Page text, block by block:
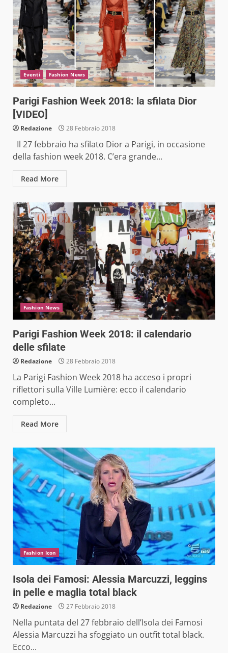
Eventi Fashion News
Parigi Fashion Week 2018: la sfilata Dior
[VIDEO]
Redazione 28 Febbraio 2018
Il 27 febbraio ha sfilato Dior a Parigi, in occasione
della fashion week 2018. C’era grande...
Read More
Fashion News
Parigi Fashion Week 2018: il calendario
delle sfilate
Redazione 28 Febbraio 2018
La Parigi Fashion Week 2018 ha acceso i propri
riflettori sulla Ville Lumière: ecco il calendario
completo...
Read More
Fashion Icon
Isola dei Famosi: Alessia Marcuzzi, leggins
in pelle e maglia total black
Redazione 27 Febbraio 2018
Nella puntata del 27 febbraio dell’Isola dei Famosi
Alessia Marcuzzi ha sfoggiato un outfit total black.
Ecco...